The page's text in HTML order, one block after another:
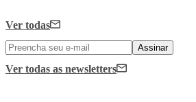
Ver todas
Assinar
Ver todas as newsletters